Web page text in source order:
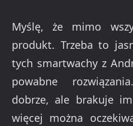
Myślę, że mimo
produkt. Trzeba to
tych smartwachy z
powabne
dobrze, ale brakuje
więcej można